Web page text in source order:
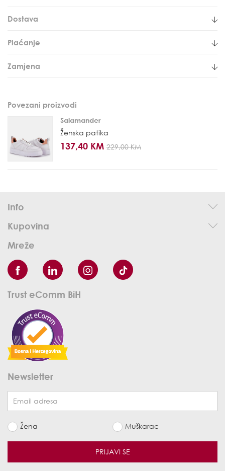
Dostava
Plaćanje
Zamjena
Povezani proizvodi
Salamander
Ženska patika
137,40 KM 229,00 KM
Info
Kupovina
Mreže
Trust eComm BiH
Newsletter
Žena Muškarac
PRIJAVI SE